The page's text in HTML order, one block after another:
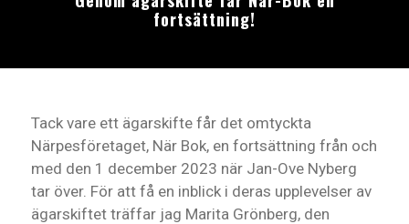
fortsättning!
Tack vare ett ägarskifte får det omtyckta
Närpesföretaget, När Bok, en fortsättning från och
med den 1 december 2023 när Jan-Ove Nyberg
tar över. För att få en inblick i deras upplevelser av
ägarskiftet träffar jag Marita Grönberg, den